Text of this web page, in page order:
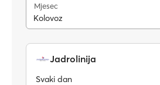
Mjesec
Kolovoz
Jadrolinija
Svaki dan